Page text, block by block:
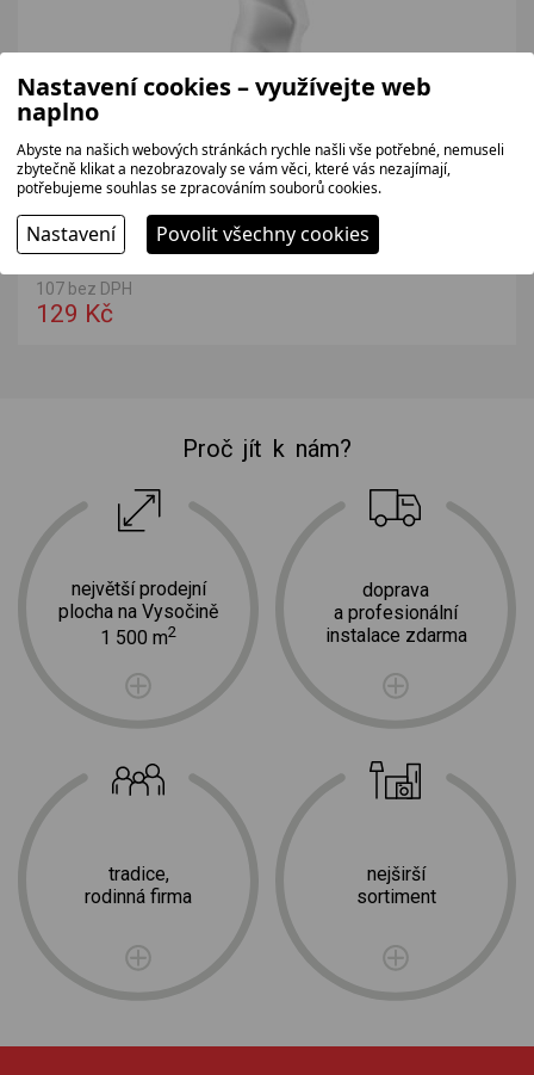
PRO5 Čistič na nerez 300 ml
Čistič na nerezové povrchy, balení 300 ml.
107 bez DPH
129 Kč
Proč jít k nám?
největší prodejní
plocha na Vysočině
1 500 m2
tradice,
rodinná firma
doprava
a profesionální
instalace zdarma
nejširší
sortiment
Nastavení cookies – využívejte web
naplno
Abyste na našich webových stránkách rychle našli vše potřebné, nemuseli
zbytečně klikat a nezobrazovaly se vám věci, které vás nezajímají,
potřebujeme souhlas se zpracováním souborů cookies.
Nastavení Povolit všechny cookies